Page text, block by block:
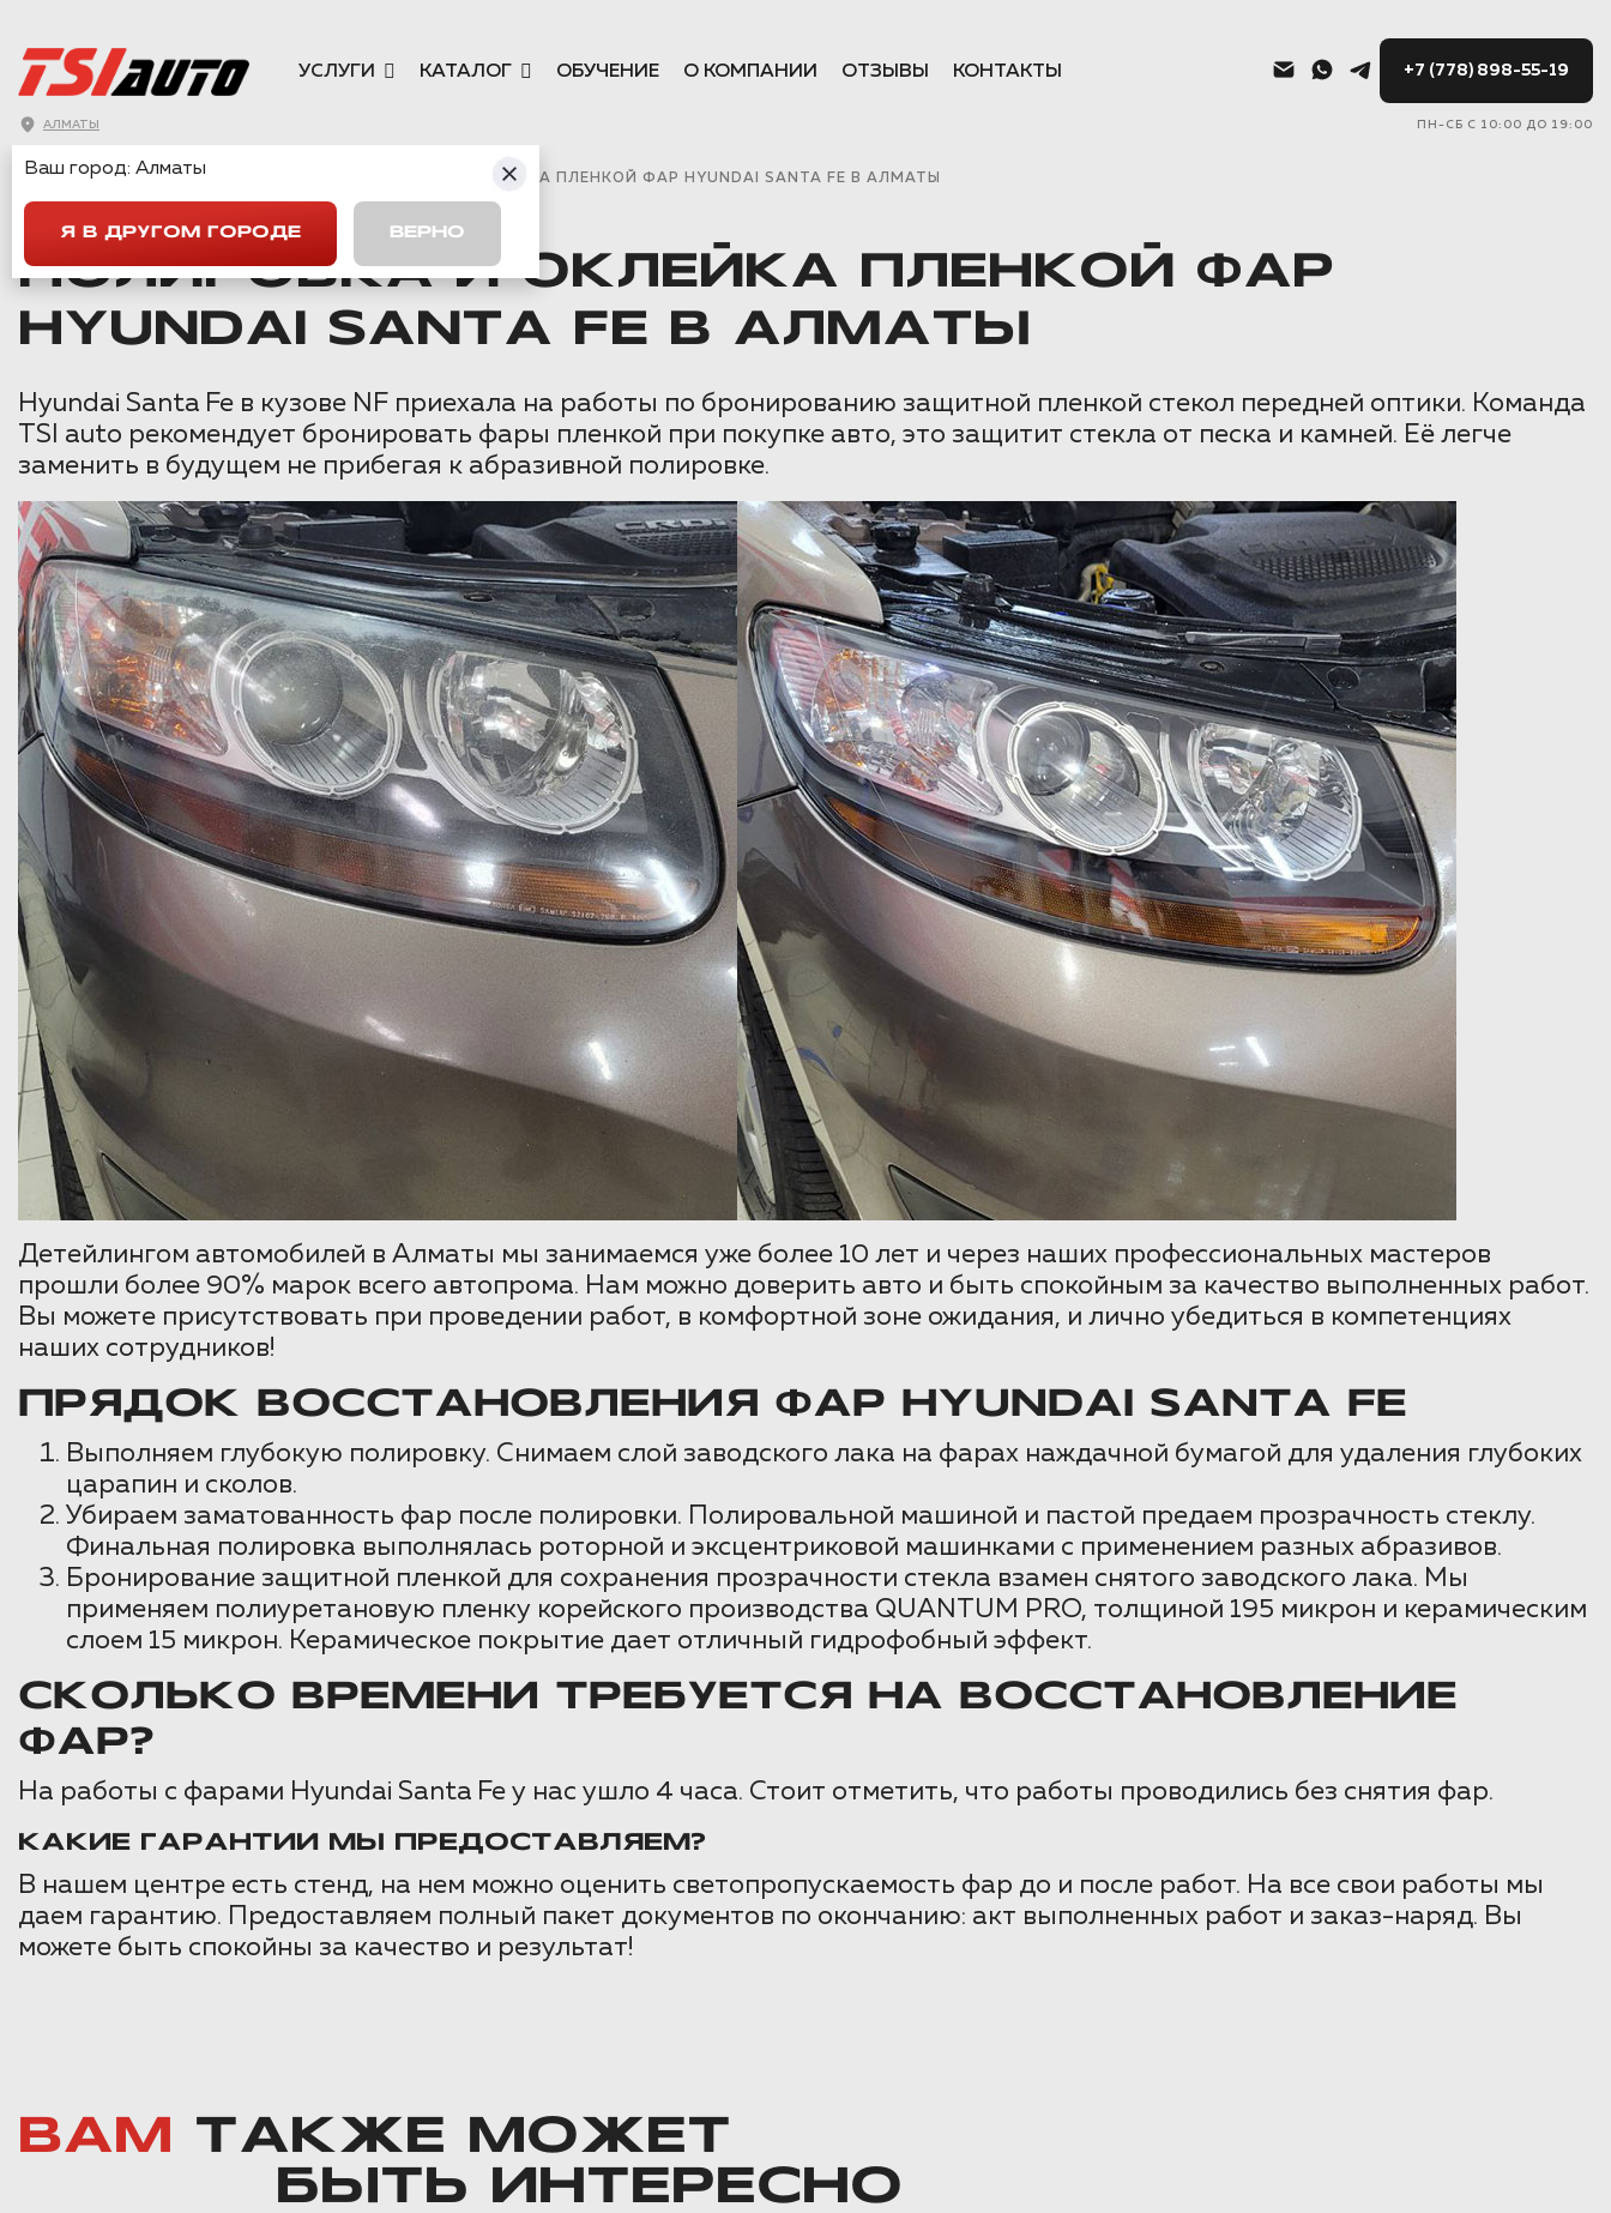
АЛМАТЫ
УСЛУГИ КАТАЛОГ ОБУЧЕНИЕ О КОМПАНИИ ОТЗЫВЫ КОНТАКТЫ +7 (778) 898-55-19
ПН-СБ С 10:00 ДО 19:00
ГЛАВНАЯ → HYUNDAI ПОЛИРОВКА И ОКЛЕЙКА ПЛЕНКОЙ ФАР HYUNDAI SANTA FE В АЛМАТЫ
ПОЛИРОВКА И ОКЛЕЙКА ПЛЕНКОЙ ФАР
HYUNDAI SANTA FE В АЛМАТЫ
Hyundai Santa Fe в кузове NF приехала на работы по бронированию защитной пленкой стекол передней оптики. Команда
TSI auto рекомендует бронировать фары пленкой при покупке авто, это защитит стекла от песка и камней. Её легче
заменить в будущем не прибегая к абразивной полировке.
Детейлингом автомобилей в Алматы мы занимаемся уже более 10 лет и через наших профессиональных мастеров
прошли более 90% марок всего автопрома. Нам можно доверить авто и быть спокойным за качество выполненных работ.
Вы можете присутствовать при проведении работ, в комфортной зоне ожидания, и лично убедиться в компетенциях
наших сотрудников!
ПРЯДОК ВОССТАНОВЛЕНИЯ ФАР HYUNDAI SANTA FE
Выполняем глубокую полировку. Снимаем слой заводского лака на фарах наждачной бумагой для удаления глубоких
царапин и сколов.
Убираем заматованность фар после полировки. Полировальной машиной и пастой предаем прозрачность стеклу.
Финальная полировка выполнялась роторной и эксцентриковой машинками с применением разных абразивов.
Бронирование защитной пленкой для сохранения прозрачности стекла взамен снятого заводского лака. Мы
применяем полиуретановую пленку корейского производства QUANTUM PRO, толщиной 195 микрон и керамическим
слоем 15 микрон. Керамическое покрытие дает отличный гидрофобный эффект.
СКОЛЬКО ВРЕМЕНИ ТРЕБУЕТСЯ НА ВОССТАНОВЛЕНИЕ
ФАР?
На работы с фарами Hyundai Santa Fe у нас ушло 4 часа. Стоит отметить, что работы проводились без снятия фар.
КАКИЕ ГАРАНТИИ МЫ ПРЕДОСТАВЛЯЕМ?
В нашем центре есть стенд, на нем можно оценить светопропускаемость фар до и после работ. На все свои работы мы
даем гарантию. Предоставляем полный пакет документов по окончанию: акт выполненных работ и заказ-наряд. Вы
можете быть спокойны за качество и результат!
ВАМ
ТАКЖЕ МОЖЕТ
БЫТЬ ИНТЕРЕСНО
Ваш город: Алматы
Я В ДРУГОМ ГОРОДЕ ВЕРНО